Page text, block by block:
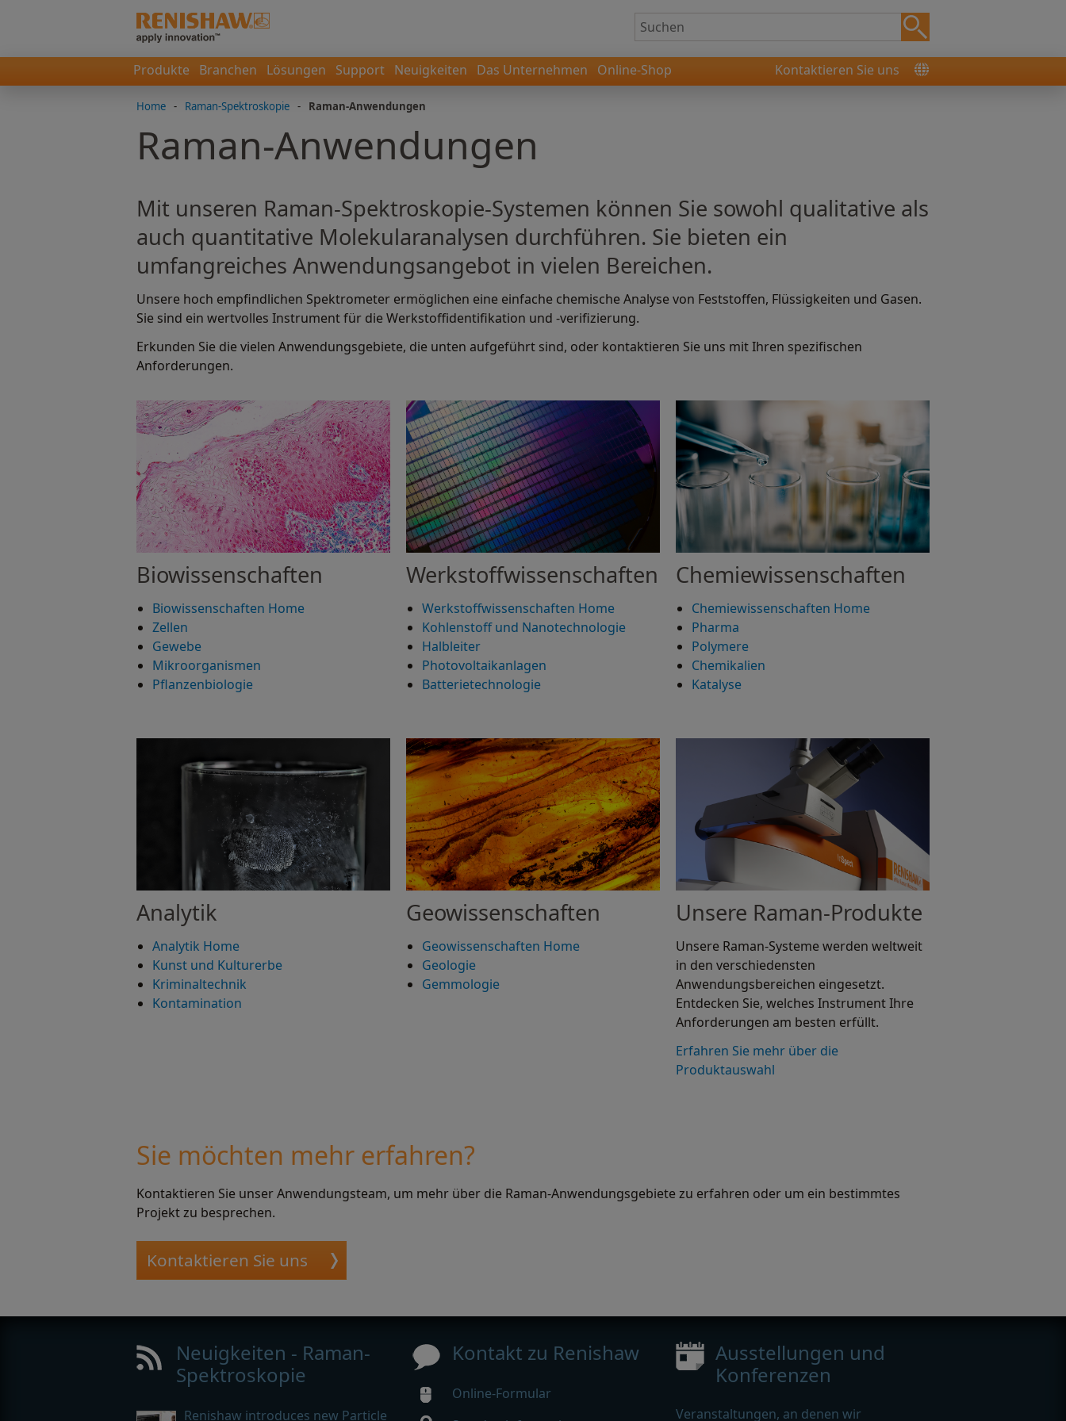
Produkte Branchen Lösungen Support Neuigkeiten Das Unternehmen Online-Shop Kontaktieren Sie uns
Home - Raman-Spektroskopie - Raman-Anwendungen
Raman-Anwendungen
Mit unseren Raman-Spektroskopie-Systemen können Sie sowohl qualitative als
auch quantitative Molekularanalysen durchführen. Sie bieten ein
umfangreiches Anwendungsangebot in vielen Bereichen.
Unsere hoch empfindlichen Spektrometer ermöglichen eine einfache chemische Analyse von Feststoffen, Flüssigkeiten und Gasen.
Sie sind ein wertvolles Instrument für die Werkstoffidentifikation und -verifizierung.
Erkunden Sie die vielen Anwendungsgebiete, die unten aufgeführt sind, oder kontaktieren Sie uns mit Ihren spezifischen
Anforderungen.
Biowissenschaften
Biowissenschaften Home
Zellen
Gewebe
Mikroorganismen
Pflanzenbiologie
Werkstoffwissenschaften
Werkstoffwissenschaften Home
Kohlenstoff und Nanotechnologie
Halbleiter
Photovoltaikanlagen
Batterietechnologie
Chemiewissenschaften
Chemiewissenschaften Home
Pharma
Polymere
Chemikalien
Katalyse
Analytik
Analytik Home
Kunst und Kulturerbe
Kriminaltechnik
Kontamination
Geowissenschaften
Geowissenschaften Home
Geologie
Gemmologie
Unsere Raman-Produkte
Unsere Raman-Systeme werden weltweit
in den verschiedensten
Anwendungsbereichen eingesetzt.
Entdecken Sie, welches Instrument Ihre
Anforderungen am besten erfüllt.
Erfahren Sie mehr über die
Produktauswahl
Sie möchten mehr erfahren?
Kontaktieren Sie unser Anwendungsteam, um mehr über die Raman-Anwendungsgebiete zu erfahren oder um ein bestimmtes
Projekt zu besprechen.
Kontaktieren Sie uns
Neuigkeiten - Raman-
Spektroskopie
Renishaw introduces new Particle
Kontakt zu Renishaw
Online-Formular
Ausstellungen und
Konferenzen
Veranstaltungen, an denen wir